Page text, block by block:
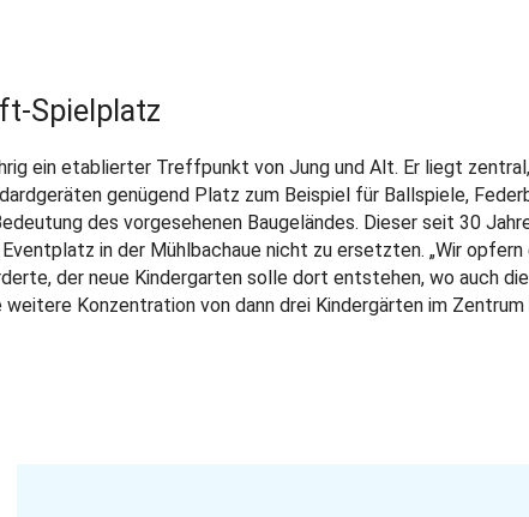
Spielplatz
ein etablierter Treffpunkt von Jung und Alt. Er liegt
genügend Platz zum Beispiel für Ballspiele,
des vorgesehenen Baugeländes. Dieser seit 30
in der Mühlbachaue nicht zu ersetzten. „Wir
der neue Kindergarten solle dort entstehen, wo auch
weitere Konzentration von dann drei Kindergärten im